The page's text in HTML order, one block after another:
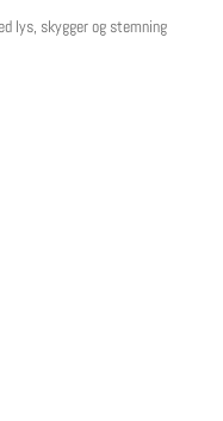
lys, skygger og stemning